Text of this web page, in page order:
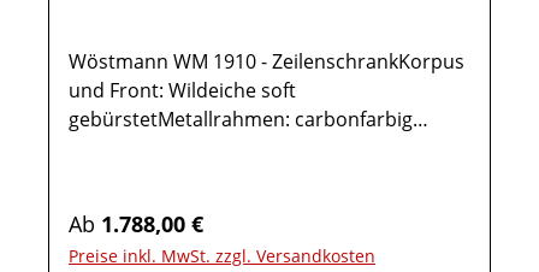
Wöstmann WM 1910 - ZeilenschrankKorpus
und Front: Wildeiche soft
gebürstetMetallrahmen: carbonfarbig
Zeilenschrank 66141x Zeilenschrank 66131
Holztür mit Glaselement5 Böden6 Fächer
Regulärer Preis:
Ab 1.788,00 €
Preise inkl. MwSt. zzgl. Versandkosten